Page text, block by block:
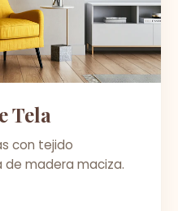
Tela
con tejido
madera maciza.